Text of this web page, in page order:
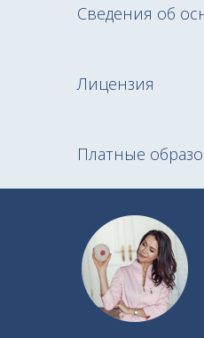
Сведения об
Лицензия
Платные